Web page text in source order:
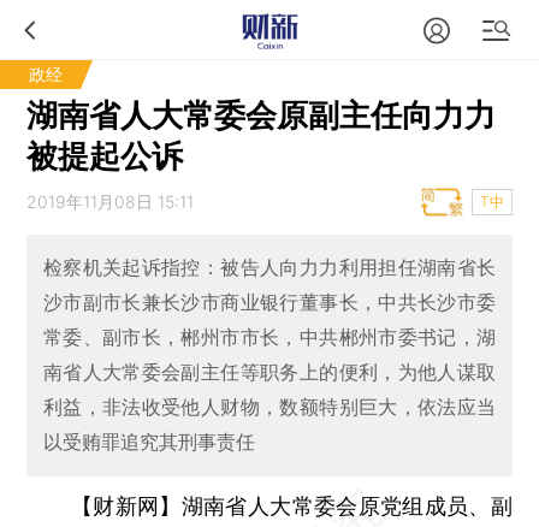
政经
湖南省人大常委会原副主任向力力
被提起公诉
2019年11月08日 15:11 T中
检察机关起诉指控：被告人向力力利用担任湖南省长
沙市副市长兼长沙市商业银行董事长，中共长沙市委
常委、副市长，郴州市市长，中共郴州市委书记，湖
南省人大常委会副主任等职务上的便利，为他人谋取
利益，非法收受他人财物，数额特别巨大，依法应当
以受贿罪追究其刑事责任
【财新网】 湖南省人大常委会原党组成员、副